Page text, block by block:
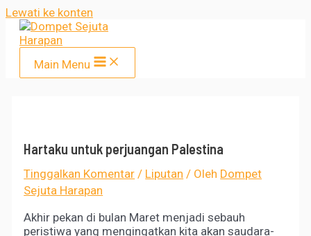
Lewati ke konten
Main Menu
Hartaku untuk perjuangan Palestina
Tinggalkan Komentar / Liputan / Oleh Dompet
Sejuta Harapan
Akhir pekan di bulan Maret menjadi sebauh
peristiwa yang mengingatkan kita akan saudara-